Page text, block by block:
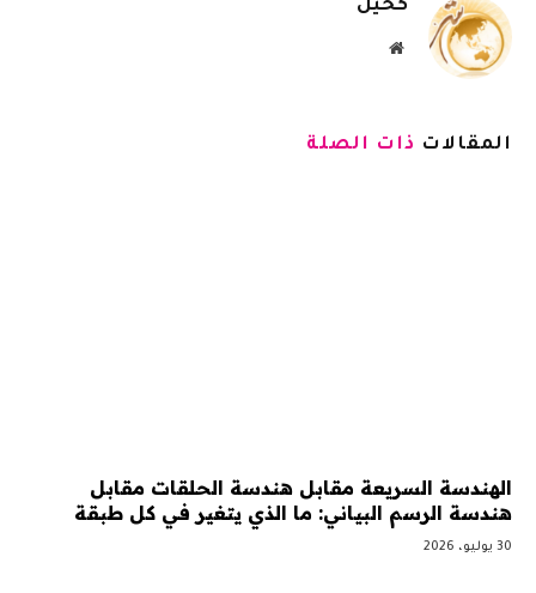
كحيل
موقع
المقالات ذات الصلة
الهندسة السريعة مقابل هندسة الحلقات مقابل
هندسة الرسم البياني: ما الذي يتغير في كل طبقة
30 يوليو، 2026